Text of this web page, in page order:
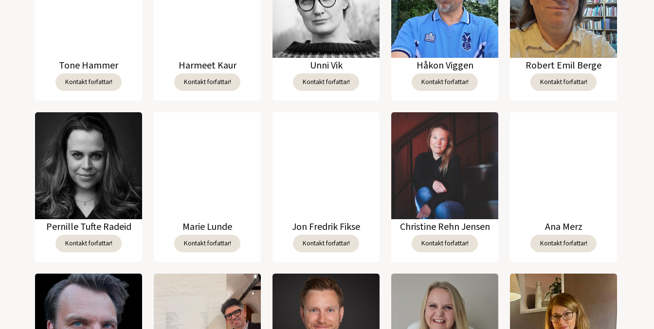
Tone Hammer
Kontakt forfattar!
Harmeet Kaur
Kontakt forfattar!
Unni Vik
Kontakt forfattar!
Håkon Viggen
Kontakt forfattar!
Robert Emil Berge
Kontakt forfattar!
Pernille Tufte Radeid
Kontakt forfattar!
Marie Lunde
Kontakt forfattar!
Jon Fredrik Fikse
Kontakt forfattar!
Christine Rehn Jensen
Kontakt forfattar!
Ana Merz
Kontakt forfattar!